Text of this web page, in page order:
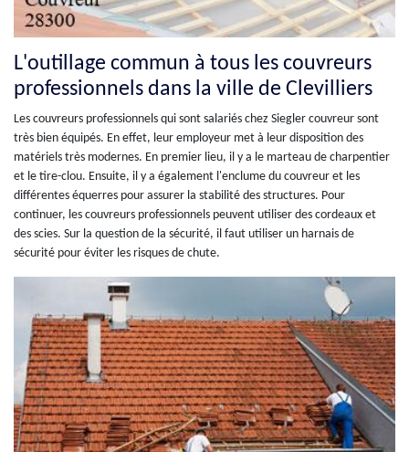
L'outillage commun à tous les couvreurs
professionnels dans la ville de Clevilliers
Les couvreurs professionnels qui sont salariés chez Siegler couvreur sont
très bien équipés. En effet, leur employeur met à leur disposition des
matériels très modernes. En premier lieu, il y a le marteau de charpentier
et le tire-clou. Ensuite, il y a également l'enclume du couvreur et les
différentes équerres pour assurer la stabilité des structures. Pour
continuer, les couvreurs professionnels peuvent utiliser des cordeaux et
des scies. Sur la question de la sécurité, il faut utiliser un harnais de
sécurité pour éviter les risques de chute.